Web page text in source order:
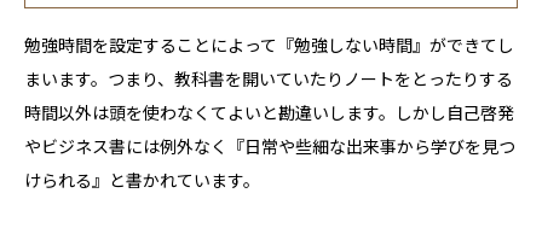
勉強時間を設定することによって『勉強しない時間』ができてし
まいます。つまり、教科書を開いていたりノートをとったりする
時間以外は頭を使わなくてよいと勘違いします。しかし自己啓発
やビジネス書には例外なく『日常や些細な出来事から学びを見つ
けられる』と書かれています。